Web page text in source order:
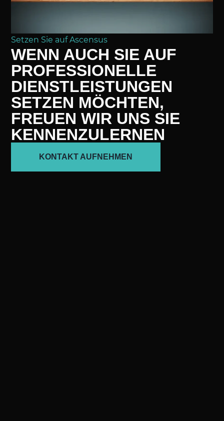
Setzen Sie auf Ascensus
WENN AUCH SIE AUF
PROFESSIONELLE
DIENSTLEISTUNGEN
SETZEN MÖCHTEN,
FREUEN WIR UNS SIE
KENNENZULERNEN
KONTAKT AUFNEHMEN